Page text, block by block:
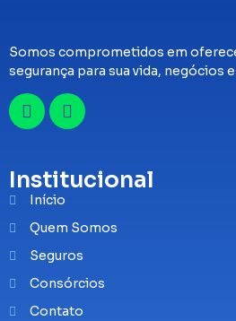
Somos comprometidos em
segurança para sua vida, negócios
Institucional
Início
Quem Somos
Seguros
Consórcios
Contato